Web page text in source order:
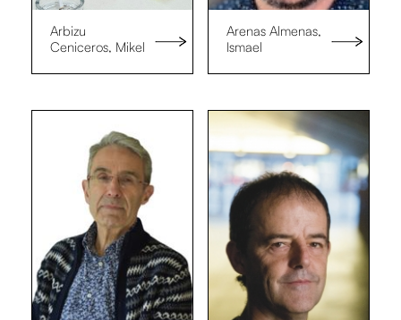
Arbizu
Ceniceros, Mikel
Arenas Almenas,
Ismael